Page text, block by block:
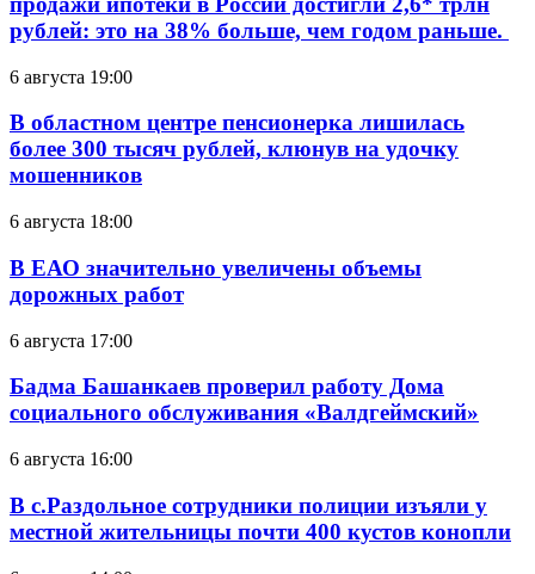
рублей: это на 38% больше, чем годом раньше.
6 августа 19:00
В областном центре пенсионерка лишилась
более 300 тысяч рублей, клюнув на удочку
мошенников
6 августа 18:00
В ЕАО значительно увеличены объемы
дорожных работ
6 августа 17:00
Бадма Башанкаев проверил работу Дома
социального обслуживания «Валдгеймский»
6 августа 16:00
В с.Раздольное сотрудники полиции изъяли у
местной жительницы почти 400 кустов конопли